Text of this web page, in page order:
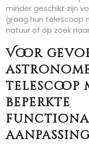
minder geschikt zijn
graag hun telescoop
natuur of op zoek
Voor
telescoop
beperkte